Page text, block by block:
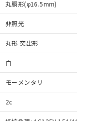
丸胴形(φ16.5mm)
非照光
丸形 突出形
白
モーメンタリ
2c